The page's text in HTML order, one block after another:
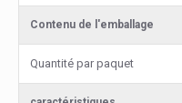
Contenu de l'emballage
Quantité par paquet